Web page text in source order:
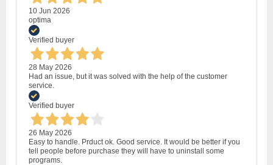
10 Jun 2026
optima
Verified buyer
28 May 2026
Had an issue, but it was solved with the help of the customer
service.
Verified buyer
26 May 2026
Easy to handle. Prduct ok. Good service. It would be better if you
tell people before purchase they will have to uninstall some
programs.